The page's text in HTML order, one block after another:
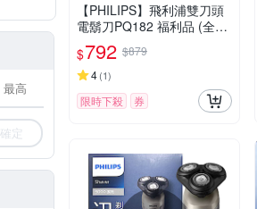
確定
【PHILIPS】飛利浦雙刀頭
電鬍刀PQ182 福利品 (全新
品外盒凹損)
$792 $879
4(1)
限時下殺 券